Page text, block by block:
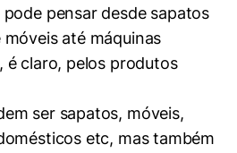
pensar desde sapatos
até máquinas
é claro, pelos produtos
ser sapatos, móveis,
etc, mas também